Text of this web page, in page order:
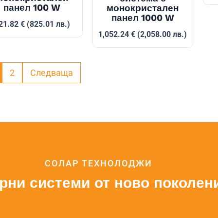
панел 100 W
€ (825.01 лв.)
монокристален
панел 1000 W
1,052.24€ (2,058.00 лв.)
2 Следваща
СОЛАР ТЕХНОЛОДЖИ
системи от ново